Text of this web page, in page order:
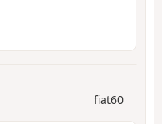
fiat60